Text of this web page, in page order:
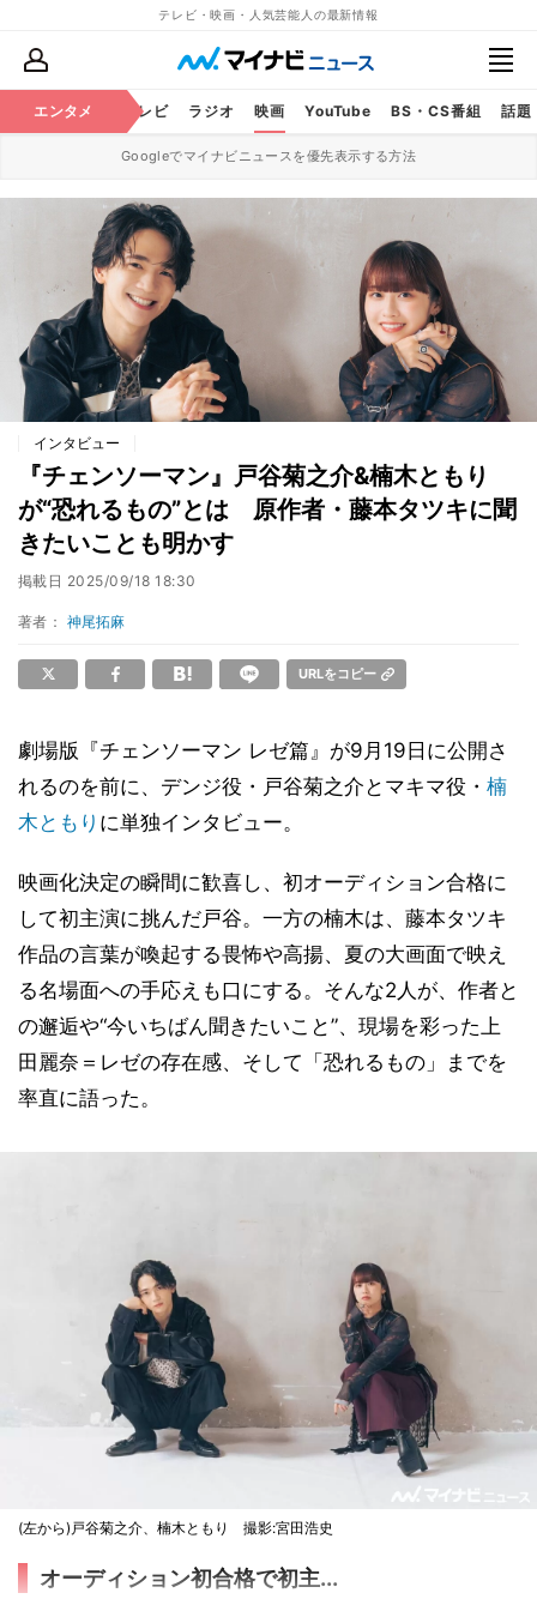
テレビ・映画・人気芸能人の最新情報
エンタメ
芸能 テレビ ラジオ 映画 YouTube BS・CS番組 話題
Googleでマイナビニュースを優先表示する方法
インタビュー
『チェンソーマン』戸谷菊之介&楠木ともり
が“恐れるもの”とは 原作者・藤本タツキに聞
きたいことも明かす
掲載日 2025/09/18 18:30
著者： 神尾拓麻
URLをコピー
劇場版『チェンソーマン レゼ篇』が9月19日に公開さ
れるのを前に、デンジ役・戸谷菊之介とマキマ役・ 楠
木ともり に単独インタビュー。
映画化決定の瞬間に歓喜し、初オーディション合格に
して初主演に挑んだ戸谷。一方の楠木は、藤本タツキ
作品の言葉が喚起する畏怖や高揚、夏の大画面で映え
る名場面への手応えも口にする。そんな2人が、作者と
の邂逅や“今いちばん聞きたいこと”、現場を彩った上
田麗奈＝レゼの存在感、そして「恐れるもの」までを
率直に語った。
(左から)戸谷菊之介、楠木ともり 撮影:宮田浩史
オーディション初合格で初主...